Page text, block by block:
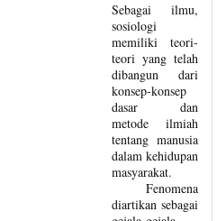
Sebagai ilmu,
sosiologi
memiliki teori-
teori yang telah
dibangun dari
konsep-konsep
dasar dan
metode ilmiah
tentang manusia
dalam kehidupan
masyarakat.
Fenomena
diartikan sebagai